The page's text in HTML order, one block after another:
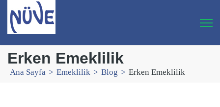
Erken Emeklilik
Ana Sayfa > Emeklilik > Blog > Erken Emeklilik